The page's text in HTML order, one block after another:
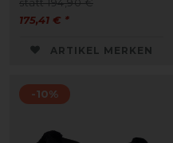
statt 194,90 €
175,41 € *
ARTIKEL MERKEN
-10%